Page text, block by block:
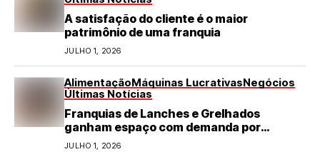
A satisfação do cliente é o maior
patrimônio de uma franquia
JULHO 1, 2026
AlimentaçãoMáquinas LucrativasNegócios
Últimas Notícias
Franquias de Lanches e Grelhados
ganham espaço com demanda por
refeições rápidas e de qualidade
JULHO 1, 2026